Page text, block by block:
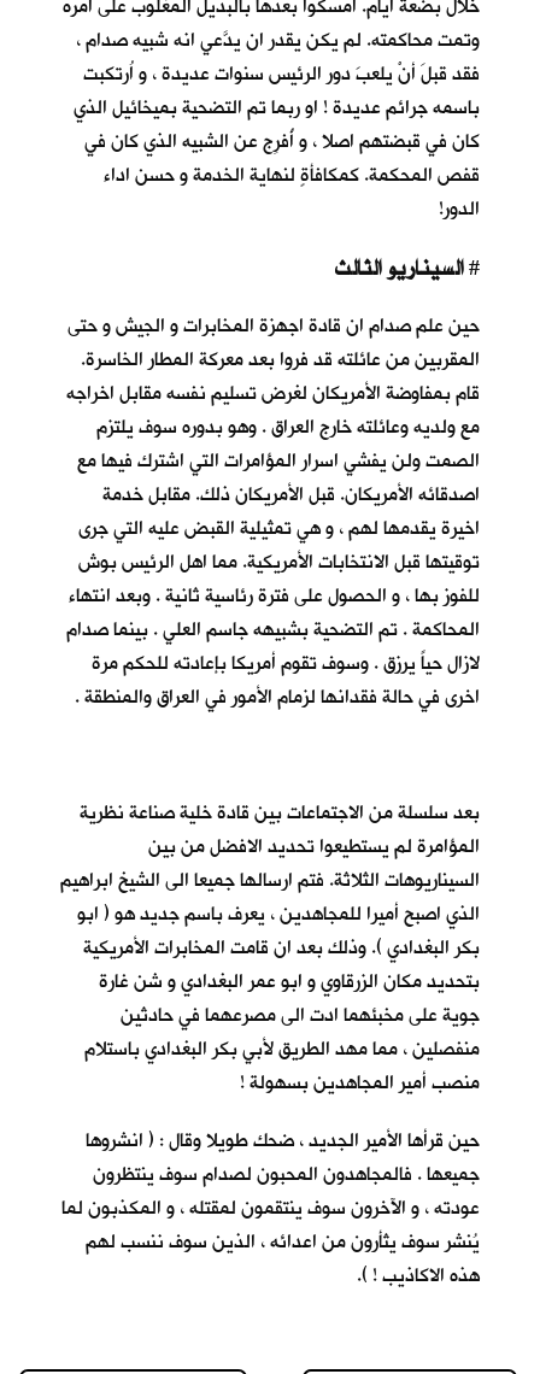
وتمت محاكمته. لم يكن يقدر ان يدَّعي انه شبيه صدام ،
فقد قبلَ أنْ يلعبَ دور الرئيس سنوات عديدة ، و اُرتكبت
باسمه جرائم عديدة ! او ربما تم التضحية بميخائيل الذي
كان في قبضتهم اصلا ، و أُفرِج عن الشبيه الذي كان في
قفص المحكمة. كمكافأةٍ لنهاية الخدمة و حسن اداء
الدور!
#
حين علم صدام ان قادة اجهزة المخابرات و الجيش و حتى
المقربين من عائلته قد فروا بعد معركة المطار الخاسرة.
قام بمفاوضة الأمريكان لغرض تسليم نفسه مقابل اخراجه
مع ولديه وعائلته خارج العراق . وهو بدوره سوف يلتزم
الصمت ولن يفشي اسرار المؤامرات التي اشترك فيها مع
اصدقائه الأمريكان. قبل الأمريكان ذلك. مقابل خدمة
اخيرة يقدمها لهم ، و هي تمثيلية القبض عليه التي جرى
توقيتها قبل الانتخابات الأمريكية. مما اهل الرئيس بوش
للفوز بها ، و الحصول على فترة رئاسية ثانية . وبعد انتهاء
المحاكمة . تم التضحية بشبيهه جاسم العلي . بينما صدام
لازال حياً يرزق . وسوف تقوم أمريكا بإعادته للحكم مرة
اخرى في حالة فقدانها لزمام الأمور في العراق والمنطقة .
بعد سلسلة من الاجتماعات بين قادة خلية صناعة نظرية
المؤامرة لم يستطيعوا تحديد الافضل من بين
السيناريوهات الثلاثة. فتم ارسالها جميعا الى الشيخ ابراهيم
الذي اصبح أميرا للمجاهدين ، يعرف باسم جديد هو ( ابو
بكر البغدادي ). وذلك بعد ان قامت المخابرات الأمريكية
بتحديد مكان الزرقاوي و ابو عمر البغدادي و شن غارة
جوية على مخبئهما ادت الى مصرعهما في حادثين
منفصلين ، مما مهد الطريق لأبي بكر البغدادي باستلام
منصب أمير المجاهدين بسهولة !
حين قرأها الأمير الجديد ، ضحك طويلا وقال : ( انشروها
جميعها . فالمجاهدون المحبون لصدام سوف ينتظرون
عودته ، و الآخرون سوف ينتقمون لمقتله ، و المكذبون لما
يُنشر سوف يثأرون من اعدائه ، الذين سوف ننسب لهم
هذه الاكاذيب ! ).